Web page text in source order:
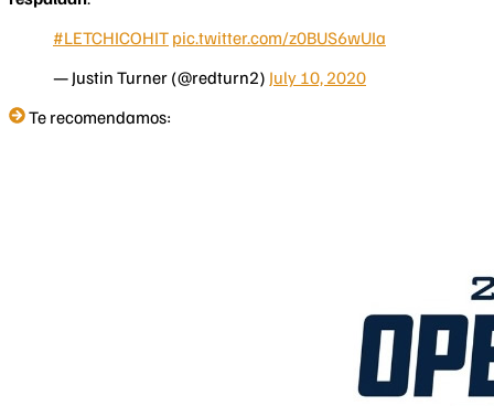
#LETCHICOHIT pic.twitter.com/z0BUS6wUIa
— Justin Turner (@redturn2) July 10, 2020
Te recomendamos: